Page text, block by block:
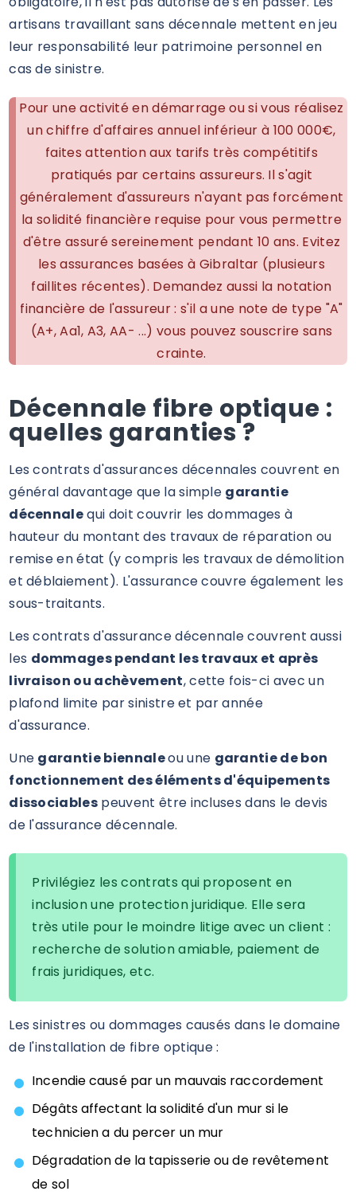
artisans travaillant sans décennale mettent en jeu
leur responsabilité leur patrimoine personnel en
cas de sinistre.
Pour une activité en démarrage ou si vous réalisez
un chiffre d'affaires annuel inférieur à 100 000€,
faites attention aux tarifs très compétitifs
pratiqués par certains assureurs. Il s'agit
généralement d'assureurs n'ayant pas forcément
la solidité financière requise pour vous permettre
d'être assuré sereinement pendant 10 ans. Evitez
les assurances basées à Gibraltar (plusieurs
faillites récentes). Demandez aussi la notation
financière de l'assureur : s'il a une note de type "A"
(A+, Aa1, A3, AA- ...) vous pouvez souscrire sans
crainte.
Décennale fibre optique :
quelles garanties ?
Les contrats d'assurances décennales couvrent en
général davantage que la simple garantie
décennalequi doit couvrir les dommages à
hauteur du montant des travaux de réparation ou
remise en état (y compris les travaux de démolition
et déblaiement). L'assurance couvre également les
sous-traitants.
Les contrats d'assurance décennale couvrent aussi
les dommages pendant les travaux et après
livraison ou achèvement, cette fois-ci avec un
plafond limite par sinistre et par année
d'assurance.
Une garantie biennaleou une garantie de bon
fonctionnement des éléments d'équipements
dissociables peuvent être incluses dans le devis
de l'assurance décennale.
Privilégiez les contrats qui proposent en
inclusion une protection juridique. Elle sera
très utile pour le moindre litige avec un client :
recherche de solution amiable, paiement de
frais juridiques, etc.
Les sinistres ou dommages causés dans le domaine
de l'installation de fibre optique :
Incendie causé par un mauvais raccordement
Dégâts affectant la solidité d'un mur si le
technicien a du percer un mur
Dégradation de la tapisserie ou de revêtement
de sol